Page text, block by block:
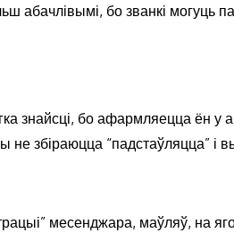
бо званкі могуць
знайсці, бо афармляецца ён у
не збіраюцца “падстаўляцца” і
месенджара, маўляў, на яго